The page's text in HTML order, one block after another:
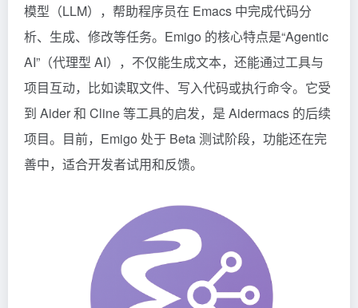
模型（LLM），帮助程序员在 Emacs 中完成代码分
析、生成、修改等任务。Emigo 的核心特点是“Agentic
AI”（代理型 AI），不仅能生成文本，还能通过工具与
项目互动，比如读取文件、写入代码或执行命令。它受
到 Aider 和 Cline等工具的启发，是 Aidermacs 的后续
项目。目前，Emigo 处于 Beta 测试阶段，功能还在完
善中，适合开发者试用和反馈。